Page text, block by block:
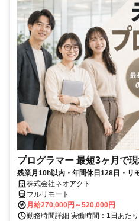
プログラマー 最短3ヶ月で
残業月10h以内・年間休日128日・リ
株式会社ネオアクト
フルリモート
月給270,000円～520,000円
勤務時間詳細 実働時間：1日あた